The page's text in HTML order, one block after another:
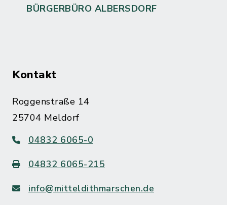
BÜRGERBÜRO ALBERSDORF
Kontakt
Roggenstraße 14
25704 Meldorf
04832 6065-0
04832 6065-215
info@mitteldithmarschen.de